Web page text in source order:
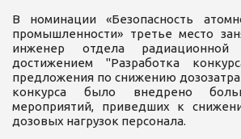
В номинации «Безопасность
промышленности» третье место
инженер отдела радиационной
достижением "Разработка
предложения по снижению
конкурса было внедрено
мероприятий, приведших к
дозовых нагрузок персонала.